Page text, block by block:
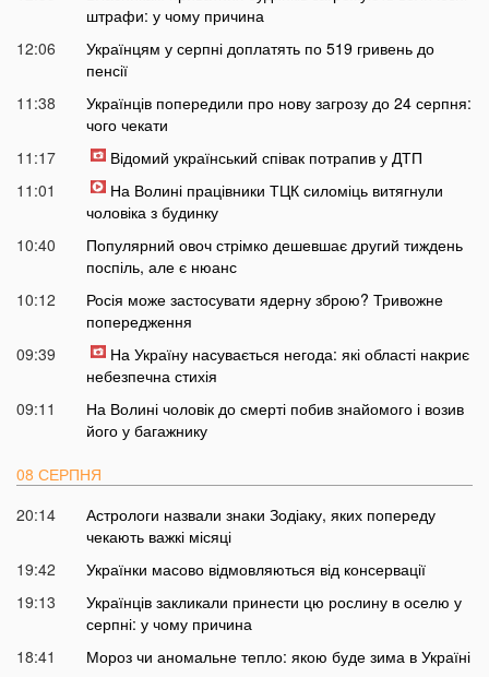
штрафи: у чому причина
12:06
Українцям у серпні доплатять по 519 гривень до
пенсії
11:38
Українців попередили про нову загрозу до 24 серпня:
чого чекати
11:17
Відомий український співак потрапив у ДТП
11:01
На Волині працівники ТЦК силоміць витягнули
чоловіка з будинку
10:40
Популярний овоч стрімко дешевшає другий тиждень
поспіль, але є нюанс
10:12
Росія може застосувати ядерну зброю? Тривожне
попередження
09:39
На Україну насувається негода: які області накриє
небезпечна стихія
09:11
На Волині чоловік до смерті побив знайомого і возив
його у багажнику
08 СЕРПНЯ
20:14
Астрологи назвали знаки Зодіаку, яких попереду
чекають важкі місяці
19:42
Українки масово відмовляються від консервації
19:13
Українців закликали принести цю рослину в оселю у
серпні: у чому причина
18:41
Мороз чи аномальне тепло: якою буде зима в Україні